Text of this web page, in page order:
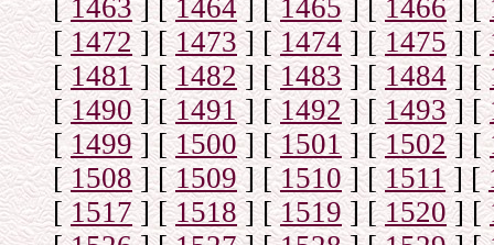
[1463] [1464] [1465] [1466] [
[1472] [1473] [1474] [1475] [
[1481] [1482] [1483] [1484] [
[1490] [1491] [1492] [1493] [
[ 1499] [1500] [1501] [1502] [
[1508] [1509] [1510] [1511] [
[1517] [1518] [1519 ] [1520] [